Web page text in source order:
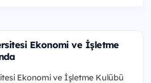
Ekonomi ve İşletme
Ekonomi ve İşletme Kulübü